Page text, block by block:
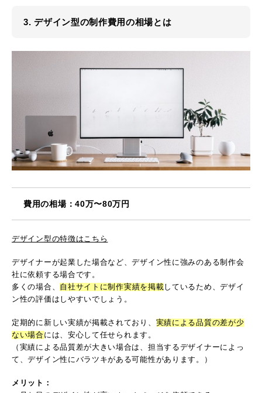
3. デザイン型の制作費用の相場とは
費用の相場：40万〜80万円
デザイン型の特徴はこちら
デザイナーが起業した場合など、デザイン性に強みのある制作会
社に依頼する場合です。
多くの場合、 自社サイトに制作実績を掲載しているため、デザイ
ン性の評価はしやすいでしょう。
定期的に新しい実績が掲載されており、 実績による品質の差が少
ない場合には、安心して任せられます。
（実績による品質差が大きい場合は、担当するデザイナーによっ
て、デザイン性にバラツキがある可能性があります。）
メリット：